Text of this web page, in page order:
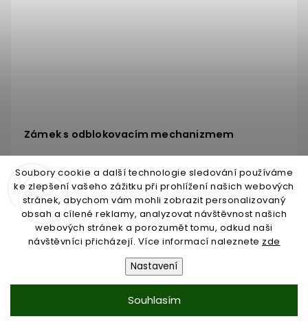
Soubory cookie a další technologie sledování používáme
ke zlepšení vašeho zážitku při prohlížení našich webových
stránek, abychom vám mohli zobrazit personalizovaný
obsah a cílené reklamy, analyzovat návštěvnost našich
webových stránek a porozumět tomu, odkud naši
návštěvníci přicházejí. Více informací naleznete zde
Nastavení
Souhlasím
Zámek s odblokovacím mechanizmem
Skladem do 3 dnů
1 172,25 Kč bez DPH
1 418,42 Kč/ KS
Do košíku